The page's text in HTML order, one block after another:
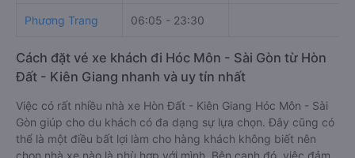
Phương Trang 06:05 - 23:30
Cách đặt vé xe khách đi Hóc Môn - Sài Gòn từ Hòn
Đất - Kiên Giang nhanh và uy tín nhất
Việc có rất nhiều nhà xe Hòn Đất - Kiên Giang Hóc Môn - Sài
Gòn giúp cho du khách có đa dạng sự lựa chọn. Đây cũng có
thể là một điều bất lợi làm cho hàng khách không biết nên
chọn nhà xe nào là phù hợp với mình. Bên cạnh đó, việc đảm